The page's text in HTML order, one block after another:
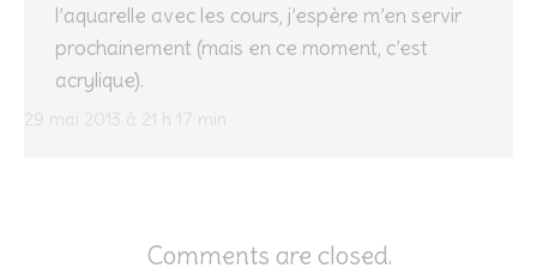
29 mai 2013 à 21 h 17 min
l’aquarelle avec les cours, j’espère m’en servir
prochainement (mais en ce moment, c’est
acrylique).
Comments are closed.